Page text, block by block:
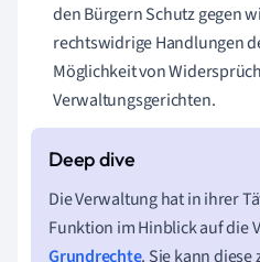
den Bürgern Schutz gegen
rechtswidrige Handlungen
Möglichkeit von
Verwaltungsgerichten.
Die Verwaltung hat in ihrer
Funktion im Hinblick auf die
Grundrechte. Sie kann